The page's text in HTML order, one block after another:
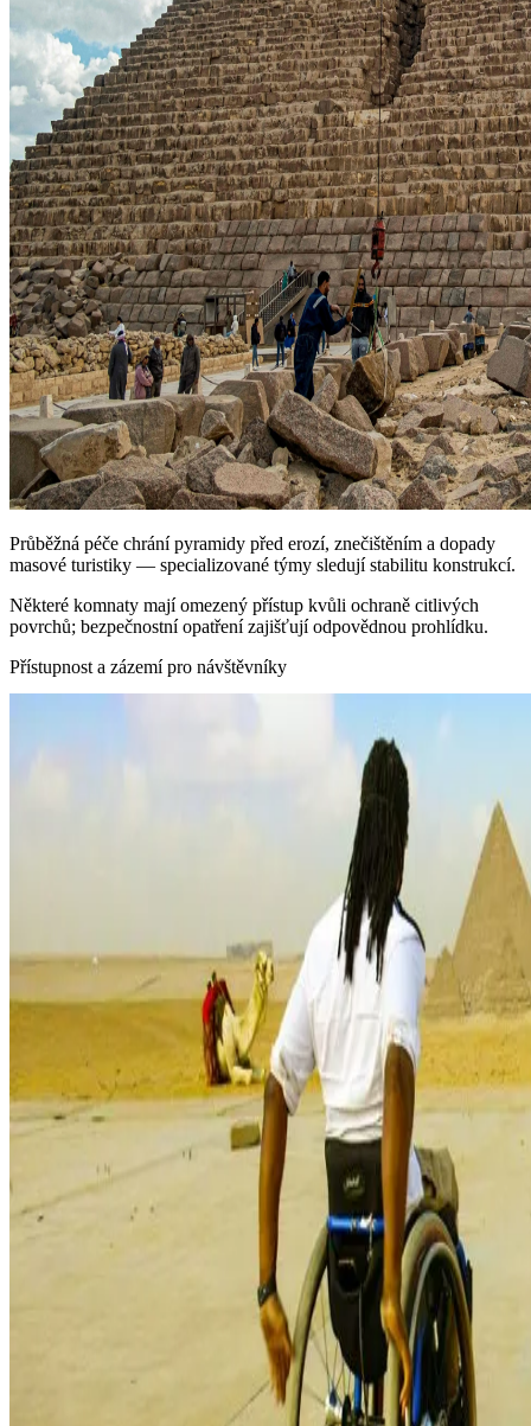
Průběžná péče chrání pyramidy před erozí, znečištěním a dopady
masové turistiky — specializované týmy sledují stabilitu konstrukcí.
Některé komnaty mají omezený přístup kvůli ochraně citlivých
povrchů; bezpečnostní opatření zajišťují odpovědnou prohlídku.
Přístupnost a zázemí pro návštěvníky